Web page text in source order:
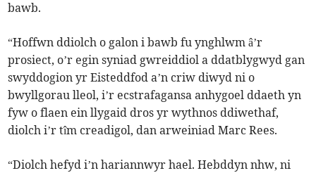
bawb.
“Hoffwn ddiolch o galon i bawb fu ynghlwm â’r
prosiect, o’r egin syniad gwreiddiol a ddatblygwyd gan
swyddogion yr Eisteddfod a’n criw diwyd ni o
bwyllgorau lleol, i’r ecstrafagansa anhygoel ddaeth yn
fyw o flaen ein llygaid dros yr wythnos ddiwethaf,
diolch i’r tîm creadigol, dan arweiniad Marc Rees.
“Diolch hefyd i’n hariannwyr hael. Hebddyn nhw, ni